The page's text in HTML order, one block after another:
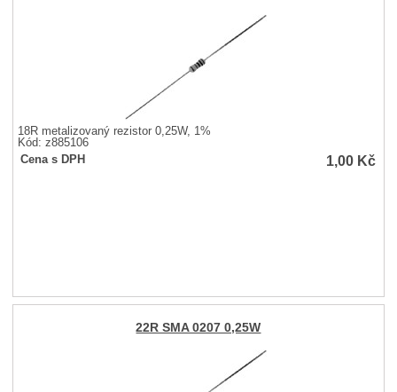
18R metalizovaný rezistor 0,25W, 1%
Kód: z885106
Cena s DPH
1,00 Kč
22R SMA 0207 0,25W